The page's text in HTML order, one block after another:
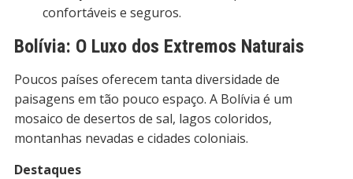
confortáveis e seguros.
Bolívia: O Luxo dos Extremos Naturais
Poucos países oferecem tanta diversidade de
paisagens em tão pouco espaço. A Bolívia é um
mosaico de desertos de sal, lagos coloridos,
montanhas nevadas e cidades coloniais.
Destaques